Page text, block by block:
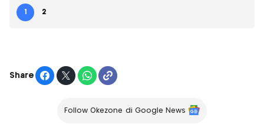
1 2
Share
Follow Okezone di Google News